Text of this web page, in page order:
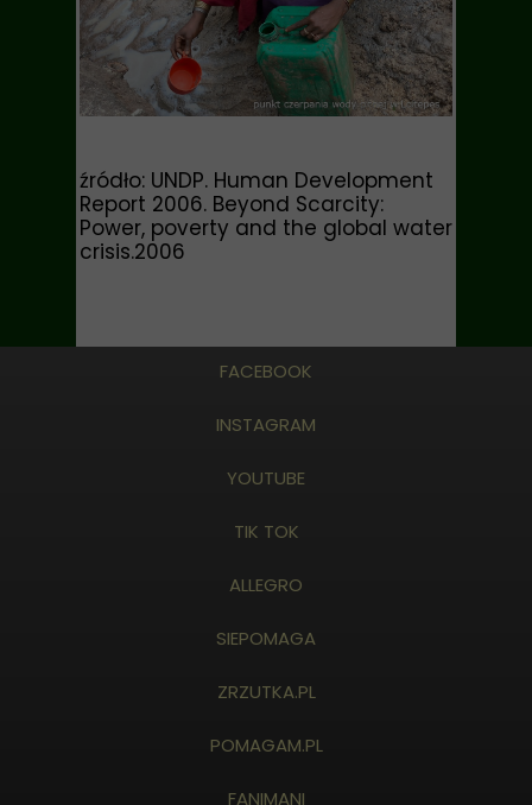
źródło: UNDP. Human Development
Report 2006. Beyond Scarcity:
Power, poverty and the global water
crisis.2006
FACEBOOK
INSTAGRAM
YOUTUBE
TIK TOK
ALLEGRO
SIEPOMAGA
ZRZUTKA.PL
POMAGAM.PL
FANIMANI